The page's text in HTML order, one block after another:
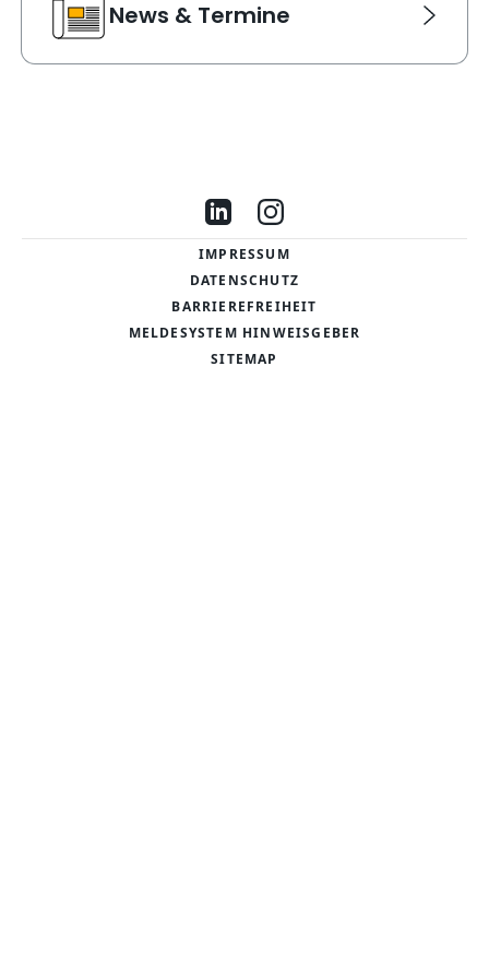
News & Termine
Link Karte für News & Termine. Navigiert zu einer
Besuche uns auf LinkedIn
Besuche uns auf
IMPRESSUM
DATENSCHUTZ
BARRIEREFREIHEIT
MELDESYSTEM HINWEISGEBER
SITEMAP